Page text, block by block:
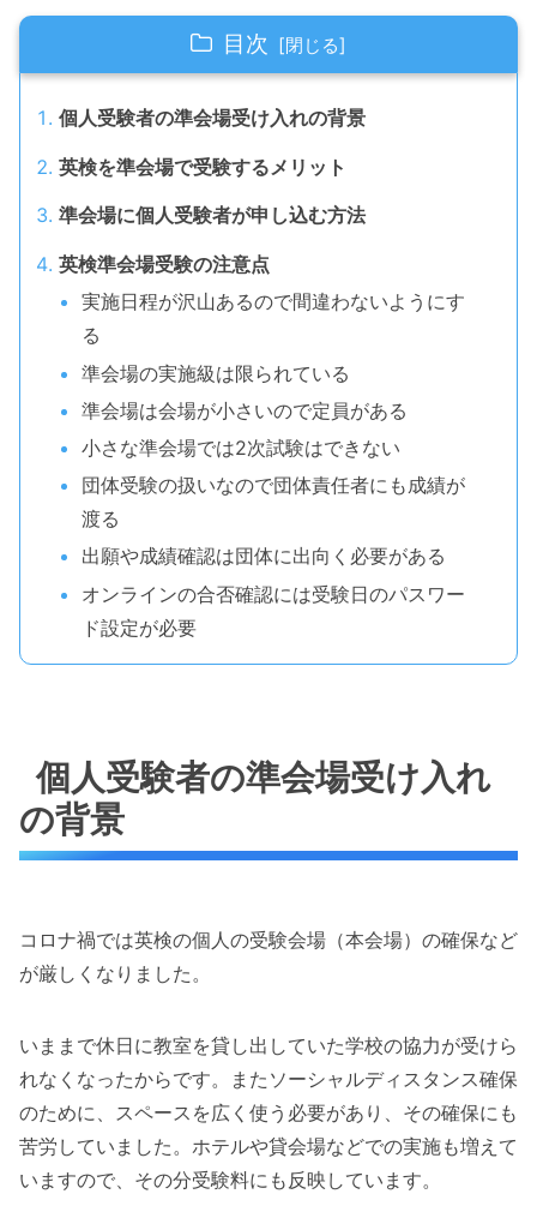
目次
個人受験者の準会場受け入れの背景
英検を準会場で受験するメリット
準会場に個人受験者が申し込む方法
英検準会場受験の注意点
実施日程が沢山あるので間違わないようにす
る
準会場の実施級は限られている
準会場は会場が小さいので定員がある
小さな準会場では2次試験はできない
団体受験の扱いなので団体責任者にも成績が
渡る
出願や成績確認は団体に出向く必要がある
オンラインの合否確認には受験日のパスワー
ド設定が必要
個人受験者の準会場受け入れ
の背景
コロナ禍では英検の個人の受験会場（本会場）の確保など
が厳しくなりました。
いままで休日に教室を貸し出していた学校の協力が受けら
れなくなったからです。またソーシャルディスタンス確保
のために、スペースを広く使う必要があり、その確保にも
苦労していました。ホテルや貸会場などでの実施も増えて
いますので、その分受験料にも反映しています。